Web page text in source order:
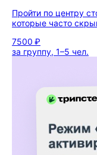
Пройти по центру
которые часто
7500 ₽
за группу, 1–5 чел.